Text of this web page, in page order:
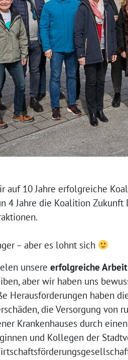
auf 10 Jahre erfolgreiche
4 Jahre die Koalition
– aber es lohnt sich
unsere erfolgreiche Arbeit
aber wir haben uns
Herausforderungen haben
die Versorgung von
Krankenhauses durch
und Kollegen der